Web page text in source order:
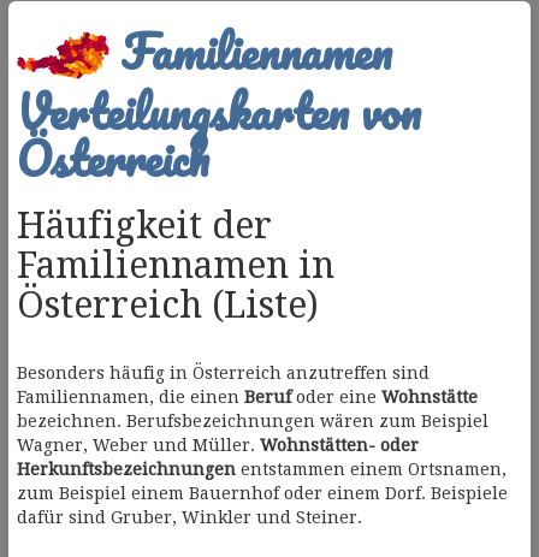
Familiennamen
Verteilungskarten von
Österreich
Häufigkeit der
Familiennamen in
Österreich (Liste)
Besonders häufig in Österreich anzutreffen sind
Familiennamen, die einen Berufoder eine Wohnstätte
bezeichnen. Berufsbezeichnungen wären zum Beispiel
Wagner, Weber und Müller. Wohnstätten- oder
Herkunftsbezeichnungen entstammen einem Ortsnamen,
zum Beispiel einem Bauernhof oder einem Dorf. Beispiele
dafür sind Gruber, Winkler und Steiner.